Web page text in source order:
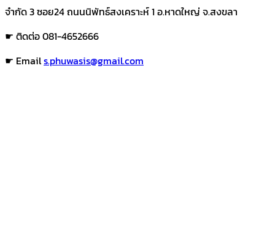
จำกัด 3 ซอย24 ถนนนิพัทธ์สงเคราะห์ 1 อ.หาดใหญ่ จ.สงขลา
☛ ติดต่อ 081-4652666
☛ Emails.phuwasis@gmail.com